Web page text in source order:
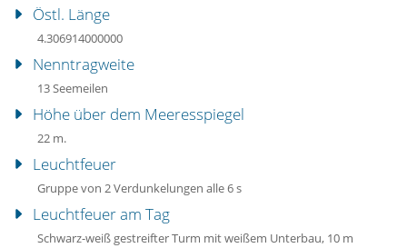
Östl. Länge
4.306914000000
Nenntragweite
13 Seemeilen
Höhe über dem Meeresspiegel
22 m.
Leuchtfeuer
Gruppe von 2 Verdunkelungen alle 6 s
Leuchtfeuer am Tag
Schwarz-weiß gestreifter Turm mit weißem Unterbau, 10 m